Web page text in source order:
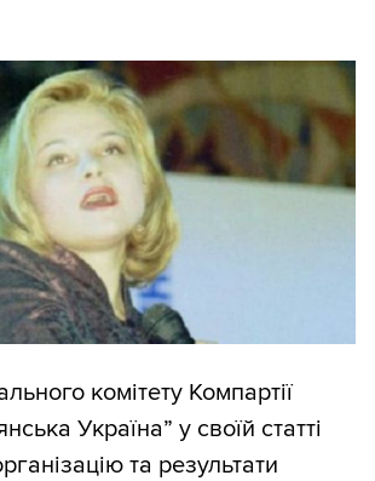
комітету Компартії
Україна” у своїй статті
та результати